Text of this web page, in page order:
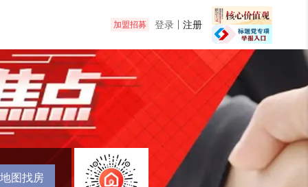
加盟招募 登录 注册
地图找房